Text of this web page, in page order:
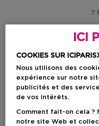
7
ICI
COOKIES SUR
Nous utilisons des
expérience sur notre
publicités et des
de vos intérêts.
Comment fait-on cela ?
notre site Web et